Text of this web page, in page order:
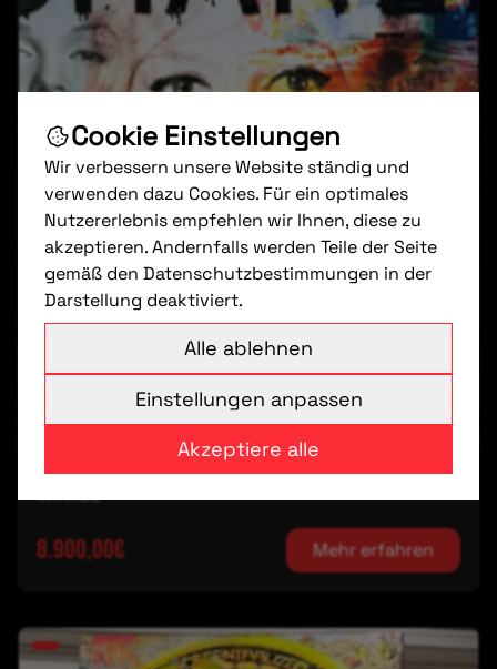
Chanel
8.900,00€
Mehr erfahren
Cookie Einstellungen
Wir verbessern unsere Website ständig und
verwenden dazu Cookies. Für ein optimales
Nutzererlebnis empfehlen wir Ihnen, diese zu
akzeptieren. Andernfalls werden Teile der Seite
gemäß den Datenschutzbestimmungen in der
Darstellung deaktiviert.
Alle ablehnen
Einstellungen anpassen
Akzeptiere alle